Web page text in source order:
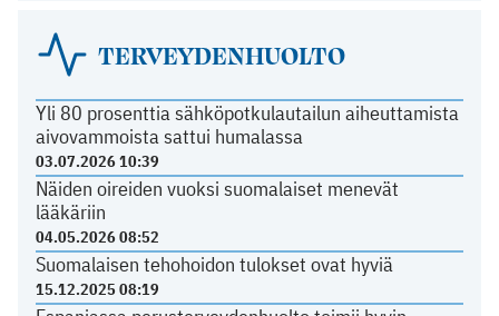
TERVEYDENHUOLTO
Yli 80 prosenttia sähköpotkulautailun aiheuttamista
aivovammoista sattui humalassa
03.07.2026 10:39
Näiden oireiden vuoksi suomalaiset menevät
lääkäriin
04.05.2026 08:52
Suomalaisen tehohoidon tulokset ovat hyviä
15.12.2025 08:19